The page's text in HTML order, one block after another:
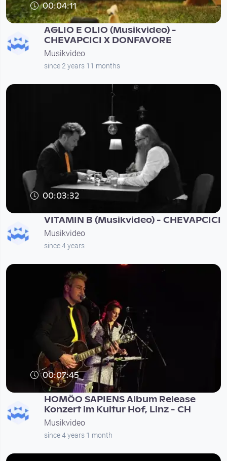
00:04:11
AGLIO E OLIO (Musikvideo) -
CHEVAPCICI X DONFAVORE
Musikvideo
since 2 years 11 months
00:03:32
VITAMIN B (Musikvideo) - CHEVAPCICI
Musikvideo
since 4 years
00:07:45
HOMÖO SAPIENS Album Release
Konzert im Kultur Hof, Linz - CH
Musikvideo
since 4 years 1 month